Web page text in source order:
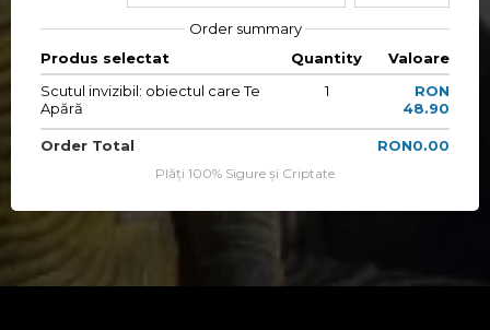
Order summary
Produs selectat
Quantity
Valoare
Scutul invizibil: obiectul care Te
Apără
1
RON
48.90
Order Total RON0.00
Plăți 100% Sigure și Criptate